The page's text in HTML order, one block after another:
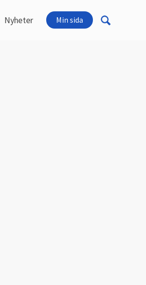
Nyheter Min sida